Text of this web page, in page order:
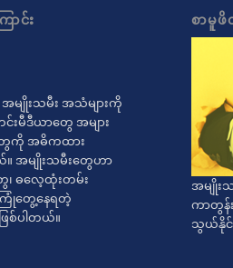
ာင်း
ျိုးသမီး အသံများကို
းမီဒီယာတွေ အများ
ေကို အဓိကထား
အမျိုးသမီးတွေဟာ
၊ ဓလေ့ထုံးတမ်း
ြုံတွေ့နေရတဲ့
စ်ပါတယ်။
စာမူဖိ
အမျိုးသ
ကာတွန်း
သွယ်နိုင်